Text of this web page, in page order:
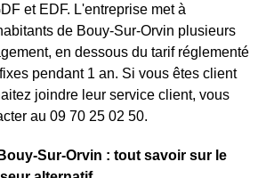
et EDF. L'entreprise met à
de Bouy-Sur-Orvin plusieurs
en dessous du tarif réglementé
pendant 1 an. Si vous êtes client
joindre leur service client, vous
au 09 70 25 02 50.
Sur-Orvin : tout savoir sur le